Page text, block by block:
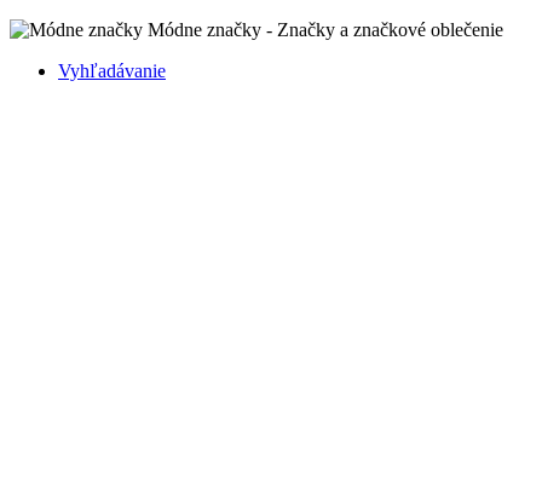
Módne značky - Značky a značkové oblečenie
Vyhľadávanie